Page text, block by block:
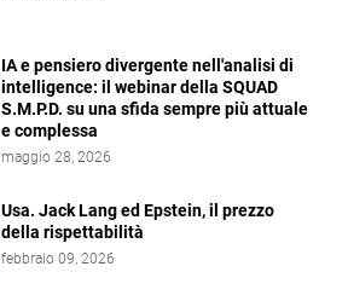
IA e pensiero divergente nell'analisi di
intelligence: il webinar della SQUAD
S.M.P.D. su una sfida sempre più attuale
e complessa
maggio 28, 2026
Usa. Jack Lang ed Epstein, il prezzo
della rispettabilità
febbraio 09, 2026